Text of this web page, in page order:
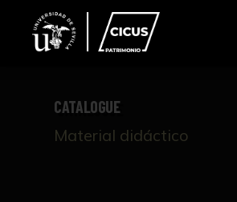
CATALOGUE
Material didáctico